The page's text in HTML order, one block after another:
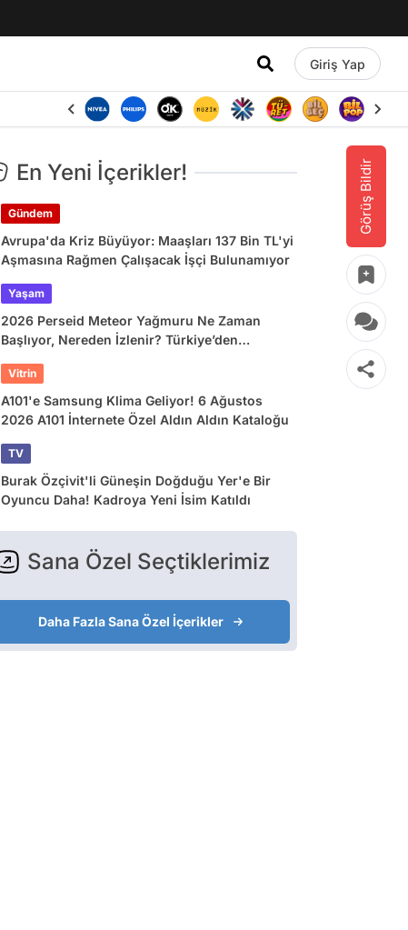
Giriş Yap
Görüş Bildir
En Yeni İçerikler!
Gündem
Avrupa'da Kriz Büyüyor: Maaşları 137 Bin TL'yi
Aşmasına Rağmen Çalışacak İşçi Bulunamıyor
Yaşam
2026 Perseid Meteor Yağmuru Ne Zaman
Başlıyor, Nereden İzlenir? Türkiye’den
Vitrin
A101'e Samsung Klima Geliyor! 6 Ağustos
2026 A101 İnternete Özel Aldın Aldın Kataloğu
TV
Burak Özçivit'li Güneşin Doğduğu Yer'e Bir
Oyuncu Daha! Kadroya Yeni İsim Katıldı
Sana Özel Seçtiklerimiz
Daha Fazla Sana Özel İçerikler